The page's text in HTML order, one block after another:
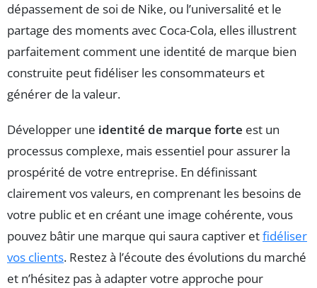
dépassement de soi de Nike, ou l’universalité et le
partage des moments avec Coca-Cola, elles illustrent
parfaitement comment une identité de marque bien
construite peut fidéliser les consommateurs et
générer de la valeur.
Développer une identité de marque forte est un
processus complexe, mais essentiel pour assurer la
prospérité de votre entreprise. En définissant
clairement vos valeurs, en comprenant les besoins de
votre public et en créant une image cohérente, vous
pouvez bâtir une marque qui saura captiver etfidéliser
vos clients. Restez à l’écoute des évolutions du marché
et n’hésitez pas à adapter votre approche pour